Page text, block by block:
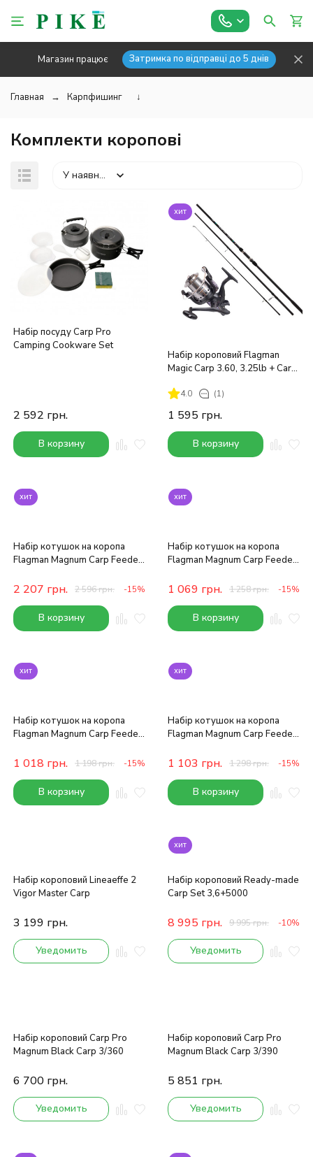
Магазин працює Затримка по відправці до 5 днів
Главная Карпфишинг ↓
Комплекти коропові
У наявності
Набір посуду Carp Pro
Camping Cookware Set
2 592 грн.
В корзину
хит
Набір короповий Flagman
Magic Carp 3.60, 3.25lb + Carp
4.0 (1)
1 595 грн.
В корзину
хит
Набір котушок на коропа
Flagman Magnum Carp Feeder
2 207 грн. 2 596грн. -15%
В корзину
хит
Набір котушок на коропа
Flagman Magnum Carp Feeder
1 069 грн. 1 258грн. -15%
В корзину
хит
Набір котушок на коропа
Flagman Magnum Carp Feeder
1 018 грн. 1 198грн. -15%
В корзину
хит
Набір котушок на коропа
Flagman Magnum Carp Feeder
1 103 грн. 1 298грн. -15%
В корзину
Набір короповий Lineaeffe 2
Vigor Master Carp
3 199 грн.
Уведомить
хит
Набір короповий Ready-made
Carp Set 3,6+5000
8 995 грн. 9 995грн. -10%
Уведомить
Набір короповий Carp Pro
Magnum Black Carp 3/360
6 700 грн.
Уведомить
Набір короповий Carp Pro
Magnum Black Carp 3/390
5 851 грн.
Уведомить